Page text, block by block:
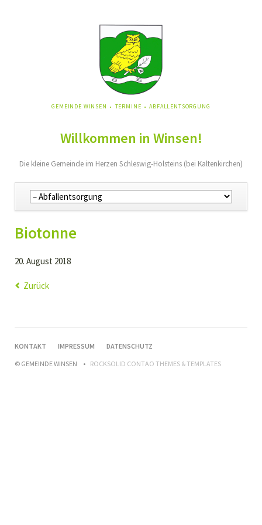
NAVIGATION
GEMEINDE WINSEN TERMINE ABFALLENTSORGUNG
Willkommen in Winsen!
Die kleine Gemeinde im Herzen Schleswig-Holsteins (bei Kaltenkirchen)
Navigation
überspringen
Biotonne
20. August 2018
Zurück
NAVIGATION
KONTAKT IMPRESSUM
DATENSCHUTZ
© GEMEINDE WINSEN
ROCKSOLID CONTAO THEMES & TEMPLATES